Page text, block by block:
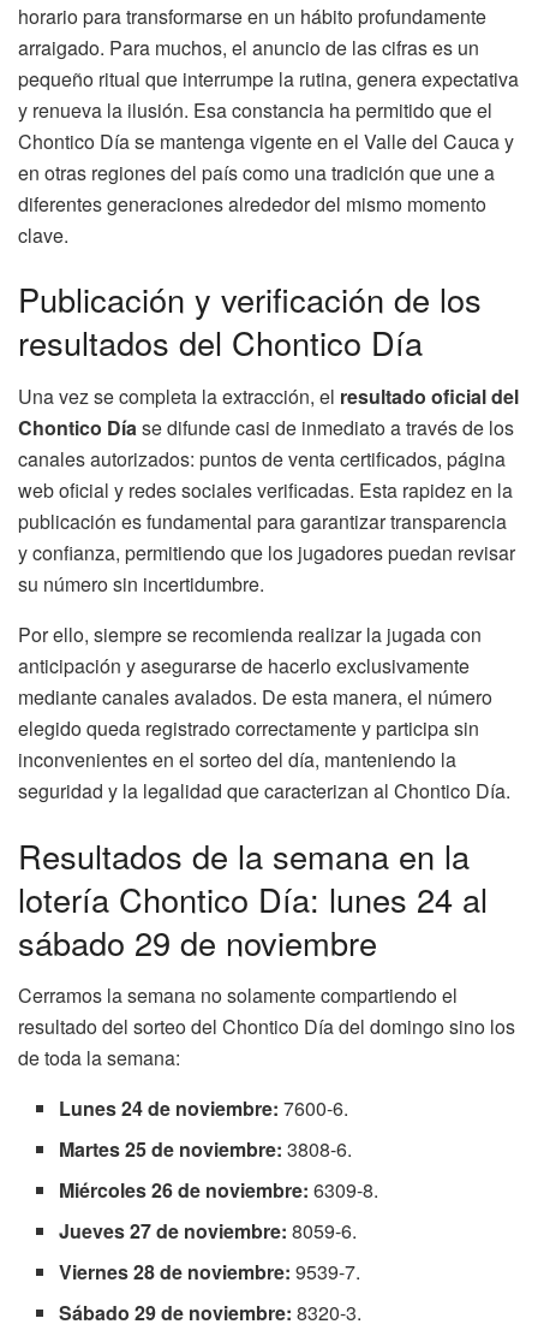
horario para transformarse en un hábito profundamente
arraigado. Para muchos, el anuncio de las cifras es un
pequeño ritual que interrumpe la rutina, genera expectativa
y renueva la ilusión. Esa constancia ha permitido que el
Chontico Día se mantenga vigente en el Valle del Cauca y
en otras regiones del país como una tradición que une a
diferentes generaciones alrededor del mismo momento
clave.
Publicación y verificación de los
resultados del Chontico Día
Una vez se completa la extracción, el resultado oficial del
Chontico Díase difunde casi de inmediato a través de los
canales autorizados: puntos de venta certificados, página
web oficial y redes sociales verificadas. Esta rapidez en la
publicación es fundamental para garantizar transparencia
y confianza, permitiendo que los jugadores puedan revisar
su número sin incertidumbre.
Por ello, siempre se recomienda realizar la jugada con
anticipación y asegurarse de hacerlo exclusivamente
mediante canales avalados. De esta manera, el número
elegido queda registrado correctamente y participa sin
inconvenientes en el sorteo del día, manteniendo la
seguridad y la legalidad que caracterizan al Chontico Día.
Resultados de la semana en la
lotería Chontico Día: lunes 24 al
sábado 29 de noviembre
Cerramos la semana no solamente compartiendo el
resultado del sorteo del Chontico Día del domingo sino los
de toda la semana:
Lunes 24 de noviembre:7600-6.
Martes 25 de noviembre:3808-6.
Miércoles 26 de noviembre:6309-8.
Jueves 27 de noviembre:8059-6.
Viernes 28 de noviembre:9539-7.
Sábado 29 de noviembre:8320-3.